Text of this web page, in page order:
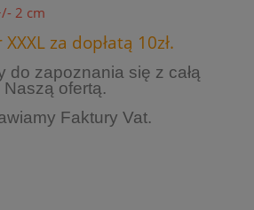
2 cm
za dopłatą 10zł.
do zapoznania się z całą
Naszą ofertą.
Faktury Vat.